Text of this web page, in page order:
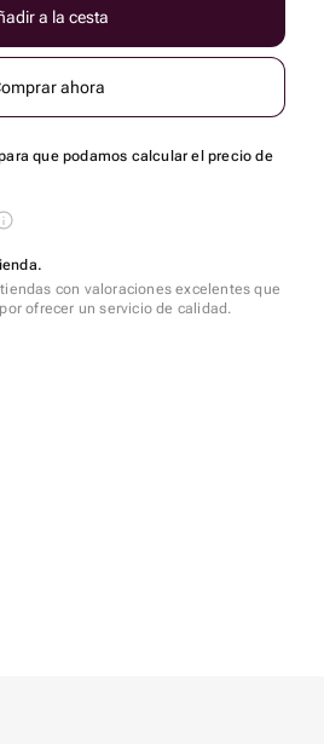
a la cesta
ahora
que podamos calcular el precio de
con valoraciones excelentes que
ofrecer un servicio de calidad.